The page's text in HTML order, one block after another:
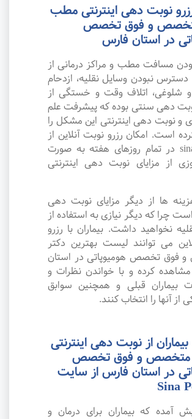
نوبت دهی اینترنتی مطب
و فوق تخصص
در استان فارس
مسافت مطب و مراکز درمانی از
دسترس نبودن وسایل نقلیه، ازدحام
شلوغی، اتلاف وقت و خستگی از
دهی سنتی بوده که پیشرفت علم
و نوبت دهی اینترنتی این مشکل را
است. امکان رزرو نوبت آنلاین از
sinapezeshk در تمام روزهای هفته به صورت
از مزایای نوبت دهی اینترنتی
ها از دیگر مزایای نوبت دهی
است چرا که دیگر نیازی به استفاده از
نخواهید داشت. بیماران با رزرو
می توانند لیست بهترین دکتر
فوق تخصص هومیوپاتی در استان
کرده و با خواندن نظرات و
بیماران قبلی و همچنین سوابق
آنها را انتخاب کنند.
از نوبت دهی اینترنتی
متخصص و فوق تخصص
در استان فارس از سایت
Sina
آمده که بیماران برای درمان و